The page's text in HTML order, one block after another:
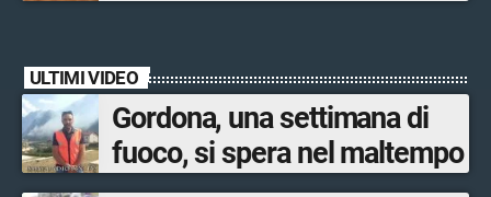
ULTIMI VIDEO
Gordona, una settimana di
fuoco, si spera nel maltempo